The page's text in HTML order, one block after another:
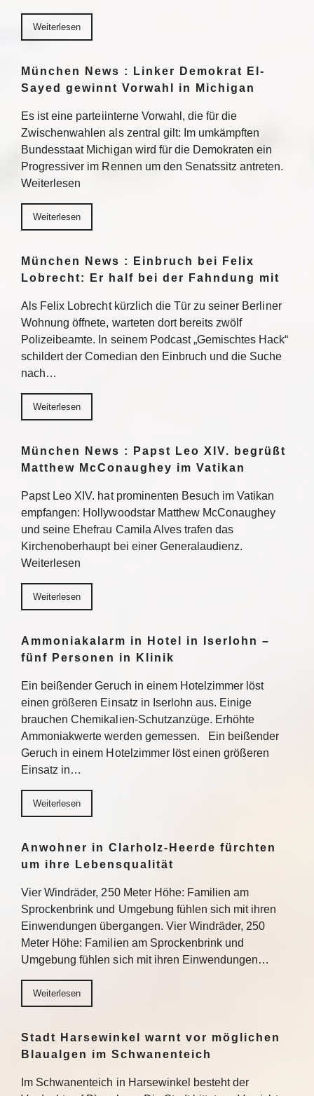
Weiterlesen
München News : Linker Demokrat El-
Sayed gewinnt Vorwahl in Michigan
Es ist eine parteiinterne Vorwahl, die für die
Zwischenwahlen als zentral gilt: Im umkämpften
Bundesstaat Michigan wird für die Demokraten ein
Progressiver im Rennen um den Senatssitz antreten.
Weiterlesen
Weiterlesen
München News : Einbruch bei Felix
Lobrecht: Er half bei der Fahndung mit
Als Felix Lobrecht kürzlich die Tür zu seiner Berliner
Wohnung öffnete, warteten dort bereits zwölf
Polizeibeamte. In seinem Podcast „Gemischtes Hack“
schildert der Comedian den Einbruch und die Suche
nach…
Weiterlesen
München News : Papst Leo XIV. begrüßt
Matthew McConaughey im Vatikan
Papst Leo XIV. hat prominenten Besuch im Vatikan
empfangen: Hollywoodstar Matthew McConaughey
und seine Ehefrau Camila Alves trafen das
Kirchenoberhaupt bei einer Generalaudienz.
Weiterlesen
Weiterlesen
Ammoniakalarm in Hotel in Iserlohn –
fünf Personen in Klinik
Ein beißender Geruch in einem Hotelzimmer löst
einen größeren Einsatz in Iserlohn aus. Einige
brauchen Chemikalien-Schutzanzüge. Erhöhte
Ammoniakwerte werden gemessen. Ein beißender
Geruch in einem Hotelzimmer löst einen größeren
Einsatz in…
Weiterlesen
Anwohner in Clarholz-Heerde fürchten
um ihre Lebensqualität
Vier Windräder, 250 Meter Höhe: Familien am
Sprockenbrink und Umgebung fühlen sich mit ihren
Einwendungen übergangen. Vier Windräder, 250
Meter Höhe: Familien am Sprockenbrink und
Umgebung fühlen sich mit ihren Einwendungen…
Weiterlesen
Stadt Harsewinkel warnt vor möglichen
Blaualgen im Schwanenteich
Im Schwanenteich in Harsewinkel besteht der